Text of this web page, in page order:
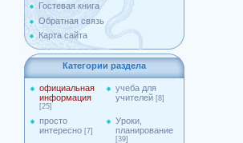
Гостевая книга
Обратная связь
Карта сайта
Категории раздела
официальная
информация
[25]
учеба для
учителей [8]
просто
интересно [7]
Уроки,
планирование
[39]